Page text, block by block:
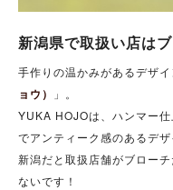
新潟県で取扱い店は
手作りの温かみがあるデザ
ョウ）
」。
YUKA HOJOは、ハンマー
でアンティーク感のあるデザ
新潟だと取扱店舗がブロー
ないです！